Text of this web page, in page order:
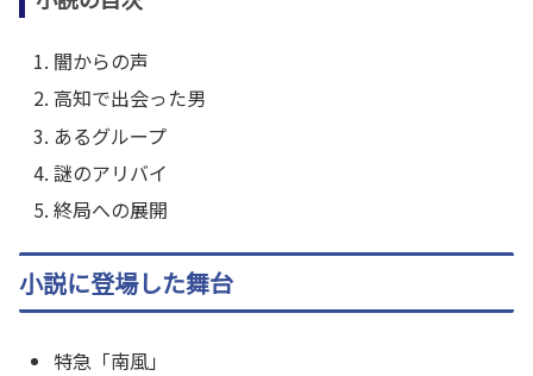
闇からの声
高知で出会った男
あるグループ
謎のアリバイ
終局への展開
小説に登場した舞台
特急「南風」